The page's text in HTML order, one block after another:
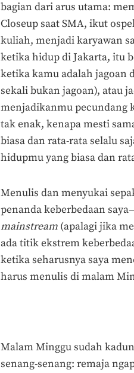
bagian dari arus utama:
Closeup saat SMA, ikut
kuliah, menjadi karyawan
ketika hidup di Jakarta, itu
ketika kamu adalah jagoan
sekali bukan jagoan), atau
menjadikanmu pecundang
tak enak, kenapa mesti
biasa dan rata-rata selalu
hidupmu yang biasa dan
Menulis dan menyukai
penanda keberbedaan
mainstream (apalagi jika
ada titik ekstrem
ketika seharusnya saya
harus menulis di malam
Malam Minggu sudah
senang-senang: remaja